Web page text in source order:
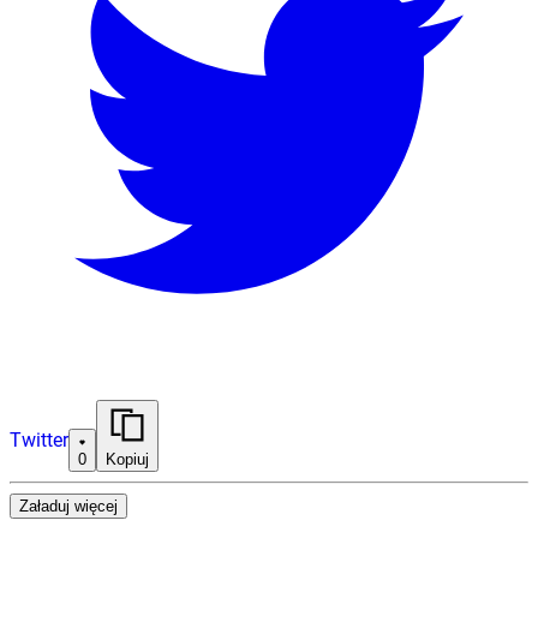
Twitter
0 Kopiuj
Załaduj więcej